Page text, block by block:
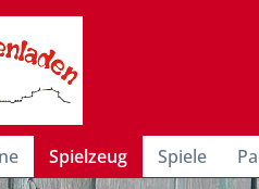
Spielzeug Spiele